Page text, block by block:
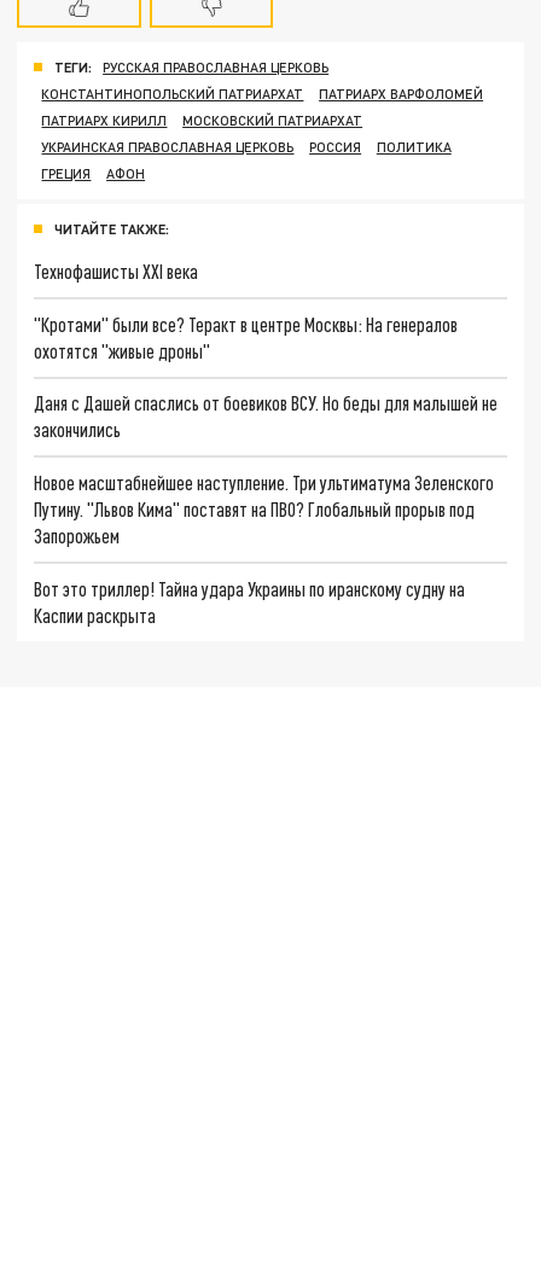
ТЕГИ:
РУССКАЯ ПРАВОСЛАВНАЯ ЦЕРКОВЬ
КОНСТАНТИНОПОЛЬСКИЙ ПАТРИАРХАТ
ПАТРИАРХ ВАРФОЛОМЕЙ
ПАТРИАРХ КИРИЛЛ
МОСКОВСКИЙ ПАТРИАРХАТ
УКРАИНСКАЯ ПРАВОСЛАВНАЯ ЦЕРКОВЬ
РОССИЯ
ПОЛИТИКА
ГРЕЦИЯ
АФОН
ЧИТАЙТЕ ТАКЖЕ:
Технофашисты XXI века
"Кротами" были все? Теракт в центре Москвы: На генералов
охотятся "живые дроны"
Даня с Дашей спаслись от боевиков ВСУ. Но беды для малышей не
закончились
Новое масштабнейшее наступление. Три ультиматума Зеленского
Путину. "Львов Кима" поставят на ПВО? Глобальный прорыв под
Запорожьем
Вот это триллер! Тайна удара Украины по иранскому судну на
Каспии раскрыта